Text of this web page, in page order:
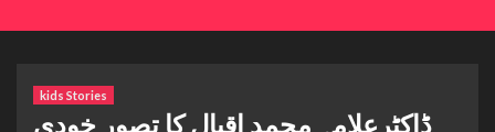
kids Stories
ڈاکٹرعلامہ محمد اقبال کا تصور خودی